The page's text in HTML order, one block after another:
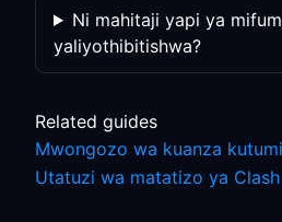
Ni mahitaji yapi ya
yaliyothibitishwa?
Related guides
Mwongozo wa kuanza
Utatuzi wa matatizo ya Clash